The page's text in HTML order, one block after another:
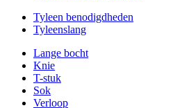
Tyleen benodigdheden
Tyleenslang
Lange bocht
Knie
T-stuk
Sok
Verloop